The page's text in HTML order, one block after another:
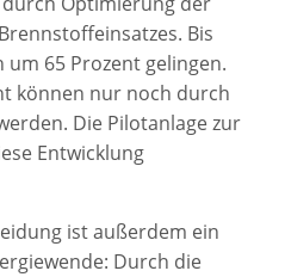
Bis
um 65 Prozent gelingen.
können nur noch durch
Die Pilotanlage zur
Entwicklung
ist außerdem ein
Durch die